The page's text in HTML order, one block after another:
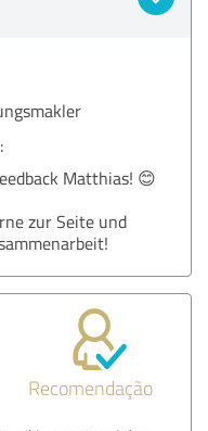
Matthias! 😊
zur Seite und
Recomendação